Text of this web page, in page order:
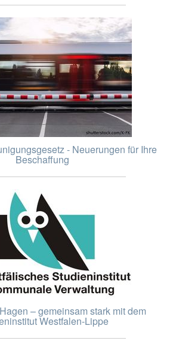
- Neuerungen für Ihre
Beschaffung
– gemeinsam stark mit dem
Westfalen-Lippe